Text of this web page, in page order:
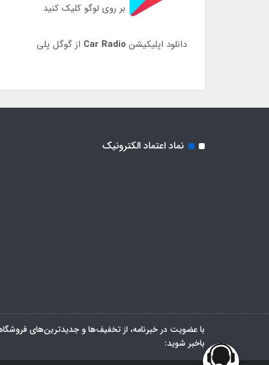
بر روی لوگو کلیک کنید
دانلود اپلیکیشن Car Radio از گوگل پلی
نماد اعتماد الکترونیک
با عضویت در خبرنامه، از تخفیف‌ها و جدیدترین‌های فروشگاه
باخبر شوید: